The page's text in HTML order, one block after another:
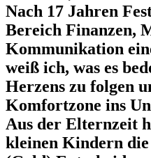
Nach 17 Jahren
Bereich Finanzen,
Kommunikation
weiß ich, was es
Herzens zu folgen
Komfortzone ins
Aus der Elternzeit
kleinen Kindern